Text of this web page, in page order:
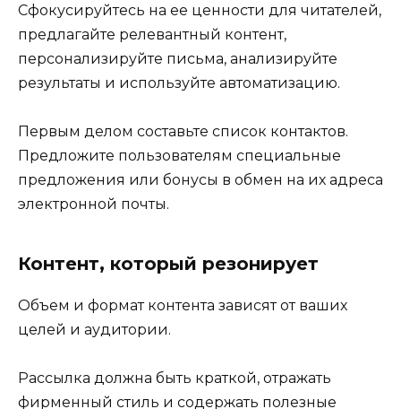
Сфокусируйтесь на ее ценности для читателей,
предлагайте релевантный контент,
персонализируйте письма, анализируйте
результаты и используйте автоматизацию.
Первым делом составьте список контактов.
Предложите пользователям специальные
предложения или бонусы в обмен на их адреса
электронной почты.
Контент, который резонирует
Объем и формат контента зависят от ваших
целей и аудитории.
Рассылка должна быть краткой, отражать
фирменный стиль и содержать полезные